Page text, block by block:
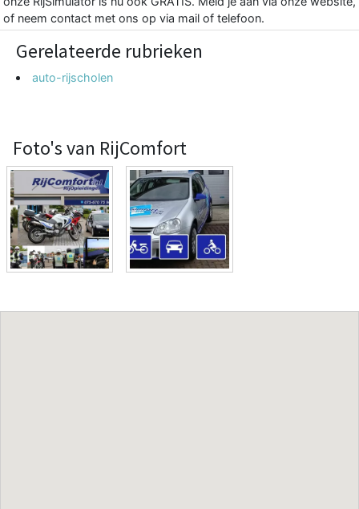
of neem contact met ons op via mail of telefoon.
Gerelateerde rubrieken
auto-rijscholen
Foto's van RijComfort